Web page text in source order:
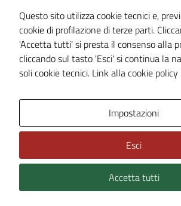
Obiettivi di accessibilità
Dichiarazione di accessibilità
Piano di miglioramento del sito
Whistleblowing
Media policy
Technical Design s.r.l.
Questo sito utilizza cookie tecnici e,
cookie di profilazione di terze parti.
'Accetta tutti' si presta il consenso alla
cliccando sul tasto 'Esci' si continua la
soli cookie tecnici. Link alla cookie policy
Impostazioni
Esci
Accetta tutti